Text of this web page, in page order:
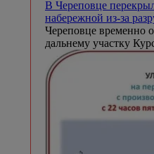
В Череповце
набережной из-за
Череповце временно
дальнему участку